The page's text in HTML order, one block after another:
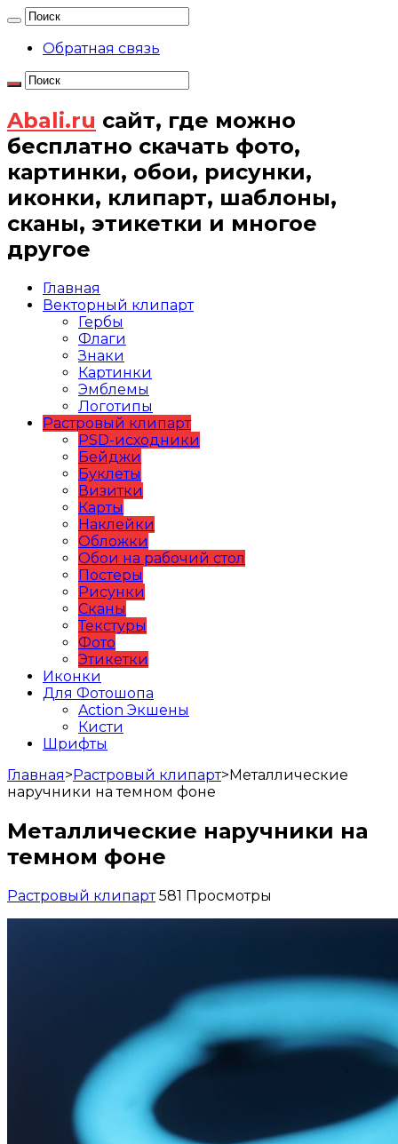
Обратная связь
Abali.ru сайт, где можно
бесплатно скачать фото,
картинки, обои, рисунки,
иконки, клипарт, шаблоны,
сканы, этикетки и многое
другое
Главная
Векторный клипарт
Гербы
Флаги
Знаки
Картинки
Эмблемы
Логотипы
Растровый клипарт
PSD-исходники
Бейджи
Буклеты
Визитки
Карты
Наклейки
Обложки
Обои на рабочий стол
Постеры
Рисунки
Сканы
Текстуры
Фото
Этикетки
Иконки
Для Фотошопа
Action Экшены
Кисти
Шрифты
Главная>Растровый клипарт>Металлические
наручники на темном фоне
Металлические наручники на
темном фоне
Растровый клипарт 581 Просмотры